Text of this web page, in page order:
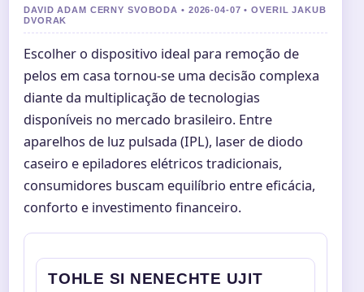
DAVID ADAM CERNY SVOBODA • 2026-04-07 • OVERIL JAKUB
DVORAK
Escolher o dispositivo ideal para remoção de
pelos em casa tornou-se uma decisão complexa
diante da multiplicação de tecnologias
disponíveis no mercado brasileiro. Entre
aparelhos de luz pulsada (IPL), laser de diodo
caseiro e epiladores elétricos tradicionais,
consumidores buscam equilíbrio entre eficácia,
conforto e investimento financeiro.
TOHLE SI NENECHTE UJIT